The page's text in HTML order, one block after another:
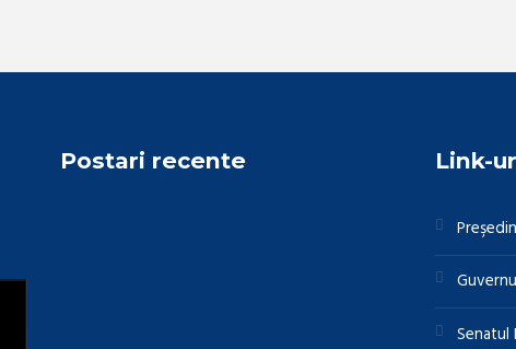
Postari recente Link-
Senatul